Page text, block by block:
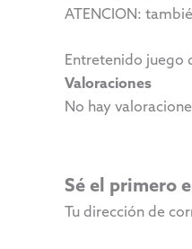
ATENCION:
Entretenido juego
Valoraciones
No hay
Sé el primero
Tu dirección de